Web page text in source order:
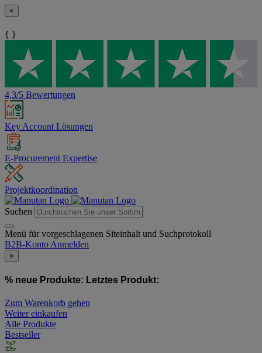
×
{ }
4,3/5 Bewertungen
Key Account Lösungen
E-Procurement Expertise
Projektkoordination
Suchen
Menü für vorgeschlagenen Siteinhalt und Suchprotokoll
B2B-Konto Anmelden
×
% neue Produkte: Letztes Produkt:
Zum Warenkorb gehen
Weiter einkaufen
Alle Produkte
Bestseller